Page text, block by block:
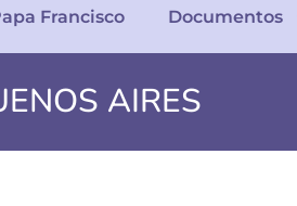
Francisco Documentos
AIRES